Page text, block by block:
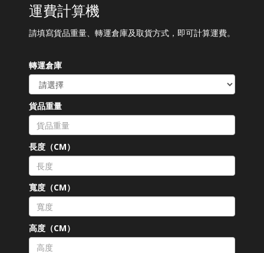
運費計算機
請填寫貨品重量、轉運倉庫及取貨方式，即可計算運費。
轉運倉庫
貨品重量
長度（CM）
寬度（CM）
高度（CM）